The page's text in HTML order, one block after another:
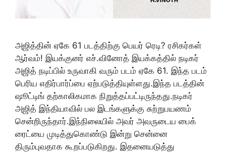
அஜித்தின் ஏகே 61 படத்திற்கு பெயர் ரெடி? ரசிகர்கள்
ஆர்வம்! இயக்குனர் எச்.வினோத் இயக்கத்தில் நடிகர்
அஜித் நடிப்பில் உருவாகி வரும் படம் ஏகே 61. இந்த படம்
பெரிய எதிர்பார்ப்பை ஏற்படுத்தியுள்ளது.இந்த படத்தின்
ஷூட்டிங் தற்காலிகமாக நிறுத்தப்பட்டிருந்தது.நடிகர்
அஜித் இந்தியாவில் பல இடங்களுக்கு சுற்றுபயணம்
சென்றிருந்தார்.இந்நிலையில் அவர் அவருடைய பைக்
ரைட்யை முடித்துகொண்டு இன்று சென்னை
திரும்புவதாக கூறப்படுகிறது. இதனையடுத்து